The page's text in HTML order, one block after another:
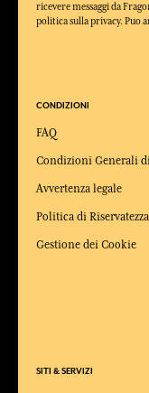
ricevere messaggi da
politica sulla privacy. Puo
CONDIZIONI
FAQ
Condizioni Generali
Avvertenza legale
Politica di Riservatezza
Gestione dei Cookie
SITI & SERVIZI